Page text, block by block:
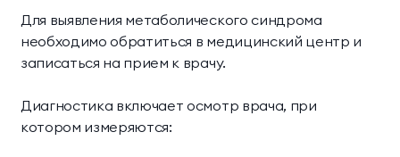
Для выявления метаболического синдрома
необходимо обратиться в медицинский центр и
записаться на прием к врачу.
Диагностика включает осмотр врача, при
котором измеряются: